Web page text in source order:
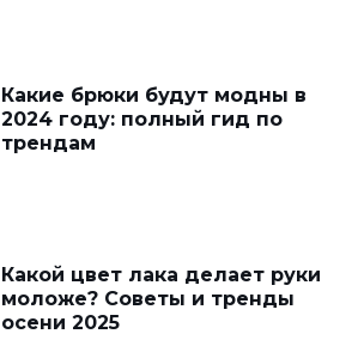
Какие брюки будут модны в
2024 году: полный гид по
трендам
Какой цвет лака делает руки
моложе? Советы и тренды
осени 2025